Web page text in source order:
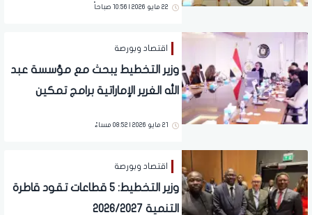
22 مايو 2026 | 10:56 صباحاً
اقتصاد وبورصة
وزير التخطيط يبحث مع مؤسسة عبد
الله الغرير الإماراتية برامج تمكين
21 مايو 2026 | 08:52 مساءً
اقتصاد وبورصة
وزير التخطيط: 5 قطاعات تقود قاطرة
التنمية 2026/2027